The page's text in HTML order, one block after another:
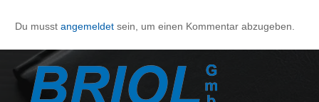
Du musst angemeldet sein, um einen Kommentar abzugeben.